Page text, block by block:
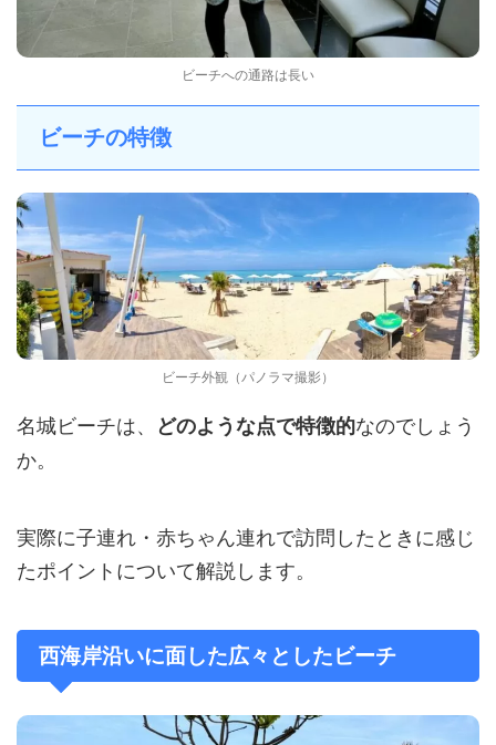
ビーチへの通路は長い
ビーチの特徴
ビーチ外観（パノラマ撮影）
名城ビーチは、 どのような点で特徴的なのでしょう
か。
実際に子連れ・赤ちゃん連れで訪問したときに感じ
たポイントについて解説します。
西海岸沿いに面した広々としたビーチ